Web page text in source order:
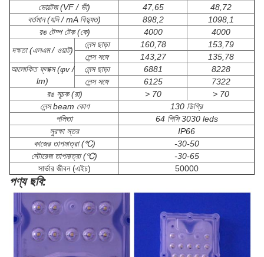
ভোল্টেজ (VF / ভী)
47,65
48,72
বর্তমান (যদি / mA বিদ্যুত)
898,2
1098,1
রঙ টেম্প টেক (কে)
4000
4000
দক্ষতা (এলএম / ওয়াট)
লেন্স ছাড়া 160,78
153,79
লেন্স সঙ্গে
143,27
135,78
আলোকিত ফ্লাক্স (φv /
lm)
লেন্স ছাড়া 6881
8228
লেন্স সঙ্গে
6125
7322
রঙ সূচক (রা)
> 70
> 70
লেন্স beam কোণ
130 ডিগ্রি
পলিতা
64 পিসি 3030 leds
সুরক্ষা স্তর
IP66
কাজের তাপমাত্রা (℃)
-30-50
স্টোরেজ তাপমাত্রা (℃)
-30-65
সার্ভার জীবন (এইচ)
50000
পণ্য ছবি: